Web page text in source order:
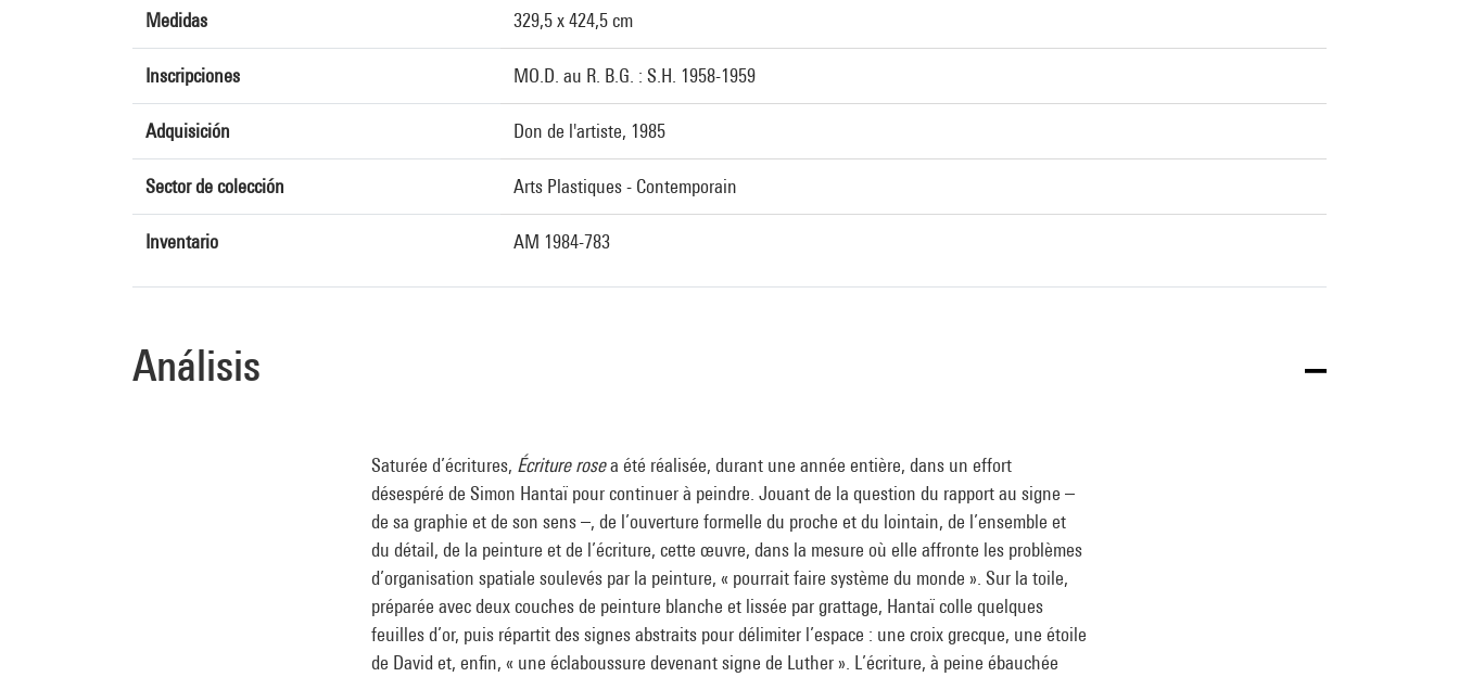
Medidas 329,5 x 424,5 cm
Inscripciones MO.D. au R. B.G. : S.H. 1958-1959
Adquisición Don de l'artiste, 1985
Sector de colección Arts Plastiques - Contemporain
Inventario AM 1984-783
Análisis
Saturée d’écritures, Écriture rosea été réalisée, durant une année entière, dans un effort
désespéré de Simon Hantaï pour continuer à peindre. Jouant de la question du rapport au signe –
de sa graphie et de son sens –, de l’ouverture formelle du proche et du lointain, de l’ensemble et
du détail, de la peinture et de l’écriture, cette œuvre, dans la mesure où elle affronte les problèmes
d’organisation spatiale soulevés par la peinture, « pourrait faire système du monde ». Sur la toile,
préparée avec deux couches de peinture blanche et lissée par grattage, Hantaï colle quelques
feuilles d’or, puis répartit des signes abstraits pour délimiter l’espace : une croix grecque, une étoile
de David et, enfin, « une éclaboussure devenant signe de Luther ». L’écriture, à peine ébauchée